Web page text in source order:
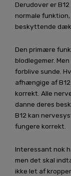
Derudover er
normale
beskyttende
Den primære
blodlegemer.
forblive sunde.
afhængige af
korrekt. Alle
danne deres
B12 kan
fungere korrekt.
Interessant nok
men det skal
ikke let af